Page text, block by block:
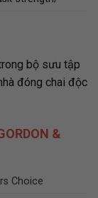
bộ sưu tập
đóng chai độc
&
Choice